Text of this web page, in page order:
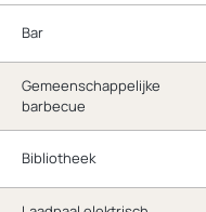
Bar
Gemeenschappelijke
barbecue
Bibliotheek